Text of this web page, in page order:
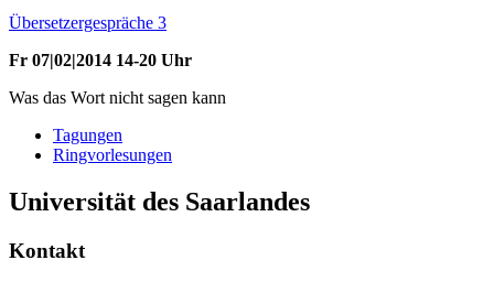
Übersetzergespräche 3
Fr 07|02|2014 14-20 Uhr
Was das Wort nicht sagen kann
Tagungen
Ringvorlesungen
Universität des Saarlandes
Kontakt